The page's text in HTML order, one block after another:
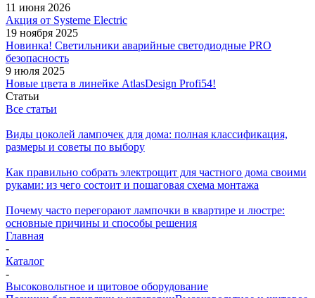
11 июня 2026
Акция от Systeme Electric
19 ноября 2025
Новинка! Светильники аварийные светодиодные PRO
безопасность
9 июля 2025
Новые цвета в линейке AtlasDesign Profi54!
Статьи
Все статьи
Виды цоколей лампочек для дома: полная классификация,
размеры и советы по выбору
Как правильно собрать электрощит для частного дома своими
руками: из чего состоит и пошаговая схема монтажа
Почему часто перегорают лампочки в квартире и люстре:
основные причины и способы решения
Главная
-
Каталог
-
Высоковольтное и щитовое оборудование